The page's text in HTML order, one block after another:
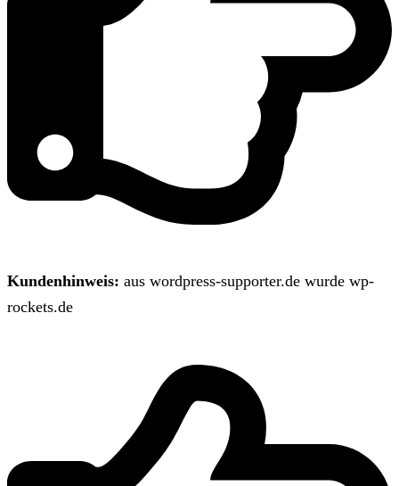
Kundenhinweis: aus wordpress-supporter.de wurde wp-
rockets.de